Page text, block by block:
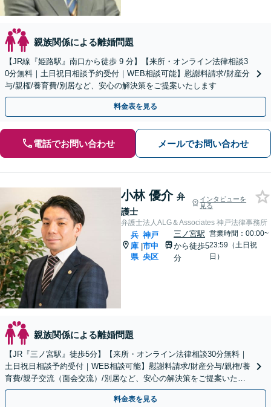
親族関係による離婚問題
【JR線『姫路駅』南口から徒歩 9 分】【来所・オンライン法律相談3
0分無料｜土日祝日相談予約受付｜WEB相談可能】慰謝料請求/財産分
与/親権/養育費/別居など、安心の解決策をご提案いたします
料金表を見る
電話でお問い合わせ メールでお問い合わせ
小林 優介 弁
護士
インタビューを
見る
弁護士法人ALG＆Associates 神戸法律事務所
兵
庫
県
|
神戸
市中
央区
三ノ宮駅
から徒歩5
分
営業時間：00:00~
23:59（土日祝
日）
親族関係による離婚問題
【JR『三ノ宮駅』徒歩5分】【来所・オンライン法律相談30分無料｜
土日祝日相談予約受付｜WEB相談可能】慰謝料請求/財産分与/親権/養
育費/親子交流（面会交流）/別居など、安心の解決策をご提案いたし
ます
料金表を見る